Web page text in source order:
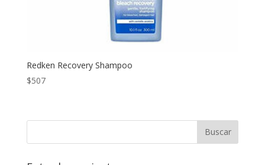
Redken Recovery Shampoo
$507